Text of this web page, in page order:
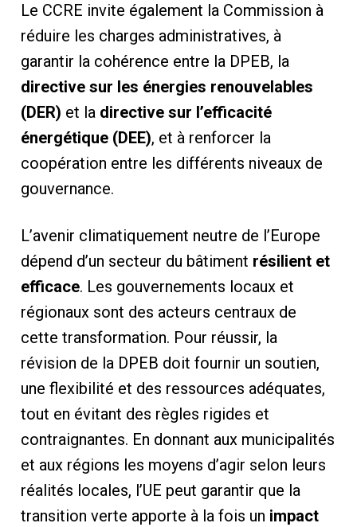
Le CCRE invite également la Commission à
réduire les charges administratives, à
garantir la cohérence entre la DPEB, la
directive sur les énergies renouvelables
(DER) et la directive sur l’efficacité
énergétique (DEE), et à renforcer la
coopération entre les différents niveaux de
gouvernance.
L’avenir climatiquement neutre de l’Europe
dépend d’un secteur du bâtiment résilient et
efficace. Les gouvernements locaux et
régionaux sont des acteurs centraux de
cette transformation. Pour réussir, la
révision de la DPEB doit fournir un soutien,
une flexibilité et des ressources adéquates,
tout en évitant des règles rigides et
contraignantes. En donnant aux municipalités
et aux régions les moyens d’agir selon leurs
réalités locales, l’UE peut garantir que la
transition verte apporte à la fois un impact